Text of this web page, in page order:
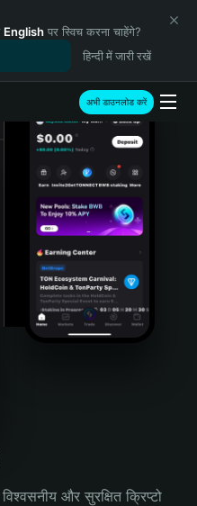
English पर स्विच करना चाहेंगे?
हिन्दी में जारी रखें
अभी डाउनलोड करें
और सुरक्षित क्रिप्टो